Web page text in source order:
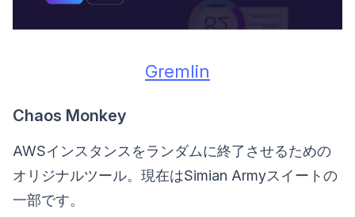
Gremlin
Chaos Monkey
AWSインスタンスをランダムに終了させるための
オリジナルツール。現在はSimian Armyスイートの
一部です。